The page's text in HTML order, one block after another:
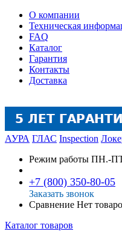
О компании
Техническая
FAQ
Каталог
Гарантия
Контакты
Доставка
АУРА ГЛАС Inspection
Режим работы ПН.-
+7 (800) 350-80-05
Заказать звонок
Сравнение Нет
Каталог товаров